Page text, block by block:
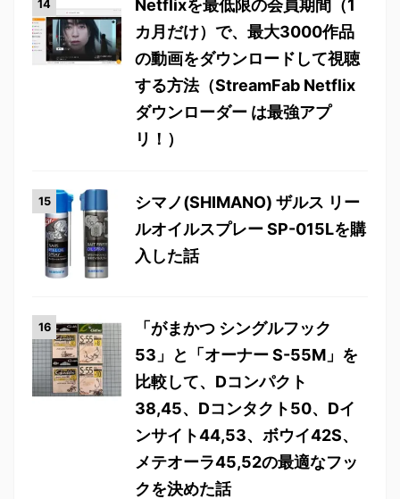
Netflixを最低限の会員期間（1
カ月だけ）で、最大3000作品
の動画をダウンロードして視聴
する方法（StreamFab Netflix
ダウンローダー は最強アプ
リ！）
シマノ(SHIMANO) ザルス リー
ルオイルスプレー SP-015Lを購
入した話
「がまかつ シングルフック
53」と「オーナー S-55M」を
比較して、Dコンパクト
38,45、Dコンタクト50、Dイ
ンサイト44,53、ボウイ42S、
メテオーラ45,52の最適なフッ
クを決めた話